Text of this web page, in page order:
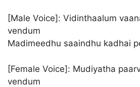
[Male Voice]: Vidinthaalum
vendum
Madimeedhu saaindhu kadhai
[Female Voice]: Mudiyatha
vendum